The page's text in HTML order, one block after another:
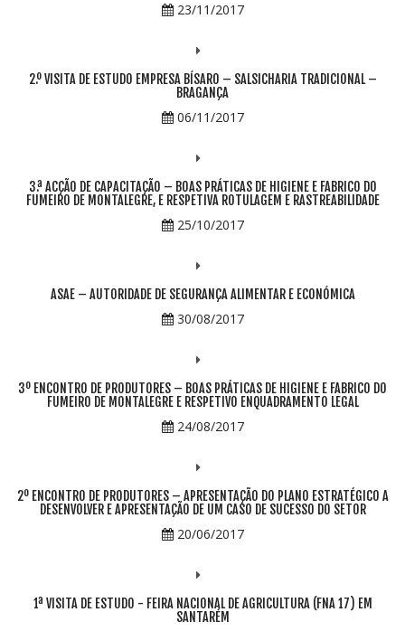
23/11/2017
2.º VISITA DE ESTUDO EMPRESA BÍSARO – SALSICHARIA TRADICIONAL –
BRAGANÇA
06/11/2017
3.ª ACÇÃO DE CAPACITAÇÃO – BOAS PRÁTICAS DE HIGIENE E FABRICO DO
FUMEIRO DE MONTALEGRE, E RESPETIVA ROTULAGEM E RASTREABILIDADE
25/10/2017
ASAE – AUTORIDADE DE SEGURANÇA ALIMENTAR E ECONÓMICA
30/08/2017
3º ENCONTRO DE PRODUTORES – BOAS PRÁTICAS DE HIGIENE E FABRICO DO
FUMEIRO DE MONTALEGRE E RESPETIVO ENQUADRAMENTO LEGAL
24/08/2017
2º ENCONTRO DE PRODUTORES – APRESENTAÇÃO DO PLANO ESTRATÉGICO A
DESENVOLVER E APRESENTAÇÃO DE UM CASO DE SUCESSO DO SETOR
20/06/2017
1ª VISITA DE ESTUDO - FEIRA NACIONAL DE AGRICULTURA (FNA 17) EM
SANTARÉM